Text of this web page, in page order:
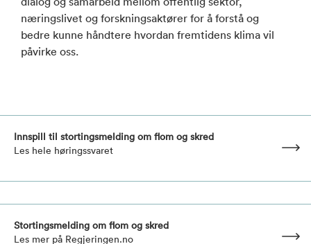
næringslivet og forskningsaktører for å forstå og
bedre kunne håndtere hvordan fremtidens klima vil
påvirke oss.
Innspill til stortingsmelding om flom og skred
Les hele høringssvaret
Stortingsmelding om flom og skred
Les mer på Regjeringen.no